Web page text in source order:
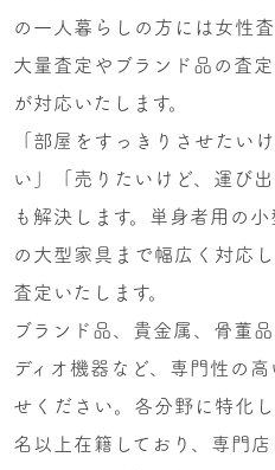
の一人暮らしの方には女性
大量査定やブランド品の査
が対応いたします。
「部屋をすっきりさせたい
い」「売りたいけど、運び
も解決します。単身者用の
の大型家具まで幅広く対応
査定いたします。
ブランド品、貴金属、骨董
ディオ機器など、専門性の
せください。各分野に特化
名以上在籍しており、専門